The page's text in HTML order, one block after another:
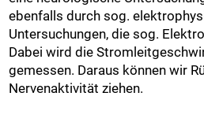
ebenfalls durch sog.
Untersuchungen, die sog.
Dabei wird die
gemessen. Daraus können wir
Nervenaktivität ziehen.